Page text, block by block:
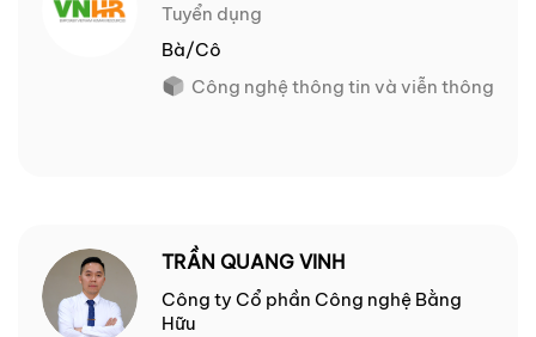
Tuyển dụng
Bà/Cô
Công nghệ thông tin và viễn thông
TRẦN QUANG VINH
Công ty Cổ phần Công nghệ Bằng
Hữu